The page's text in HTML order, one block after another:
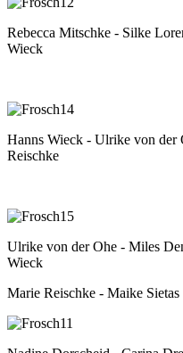
Rebecca Mitschke - Silke
Wieck
Hanns Wieck - Ulrike von
Reischke
Ulrike von der Ohe - Miles
Wieck
Marie Reischke - Maike Sietas